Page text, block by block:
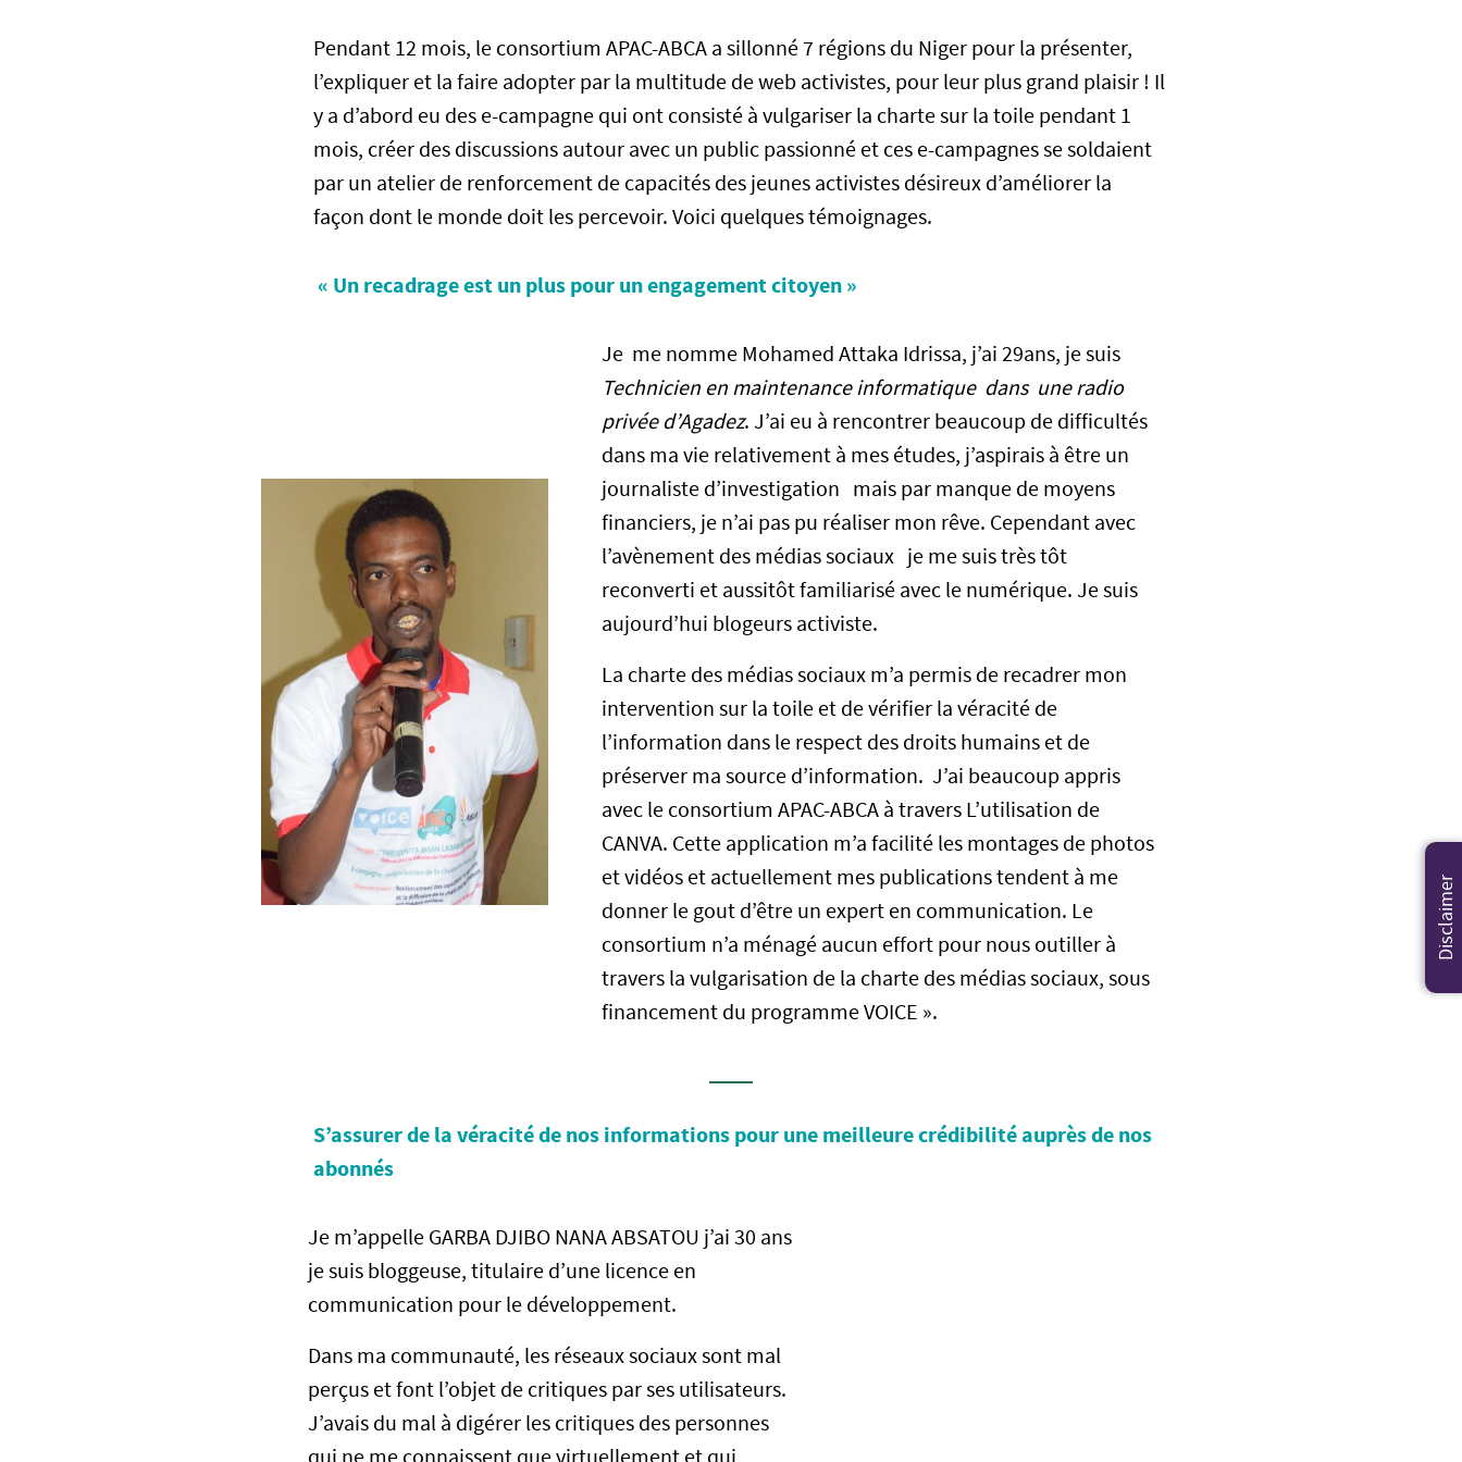
Pendant 12 mois, le consortium APAC-ABCA a sillonné 7 régions du Niger pour la présenter,
l’expliquer et la faire adopter par la multitude de web activistes, pour leur plus grand plaisir ! Il
y a d’abord eu des e-campagne qui ont consisté à vulgariser la charte sur la toile pendant 1
mois, créer des discussions autour avec un public passionné et ces e-campagnes se soldaient
par un atelier de renforcement de capacités des jeunes activistes désireux d’améliorer la
façon dont le monde doit les percevoir. Voici quelques témoignages.
« Un recadrage est un plus pour un engagement citoyen »
Je me nomme Mohamed Attaka Idrissa, j’ai 29ans, je suis
Technicien en maintenance informatique dans une radio
privée d’Agadez. J’ai eu à rencontrer beaucoup de difficultés
dans ma vie relativement à mes études, j’aspirais à être un
journaliste d’investigation mais par manque de moyens
financiers, je n’ai pas pu réaliser mon rêve. Cependant avec
l’avènement des médias sociaux je me suis très tôt
reconverti et aussitôt familiarisé avec le numérique. Je suis
aujourd’hui blogeurs activiste.
La charte des médias sociaux m’a permis de recadrer mon
intervention sur la toile et de vérifier la véracité de
l’information dans le respect des droits humains et de
préserver ma source d’information. J’ai beaucoup appris
avec le consortium APAC-ABCA à travers L’utilisation de
CANVA. Cette application m’a facilité les montages de photos
et vidéos et actuellement mes publications tendent à me
donner le gout d’être un expert en communication. Le
consortium n’a ménagé aucun effort pour nous outiller à
travers la vulgarisation de la charte des médias sociaux, sous
financement du programme VOICE ».
S’assurer de la véracité de nos informations pour une meilleure crédibilité auprès de nos
abonnés
Je m’appelle GARBA DJIBO NANA ABSATOU j’ai 30 ans
je suis bloggeuse, titulaire d’une licence en
communication pour le développement.
Dans ma communauté, les réseaux sociaux sont mal
perçus et font l’objet de critiques par ses utilisateurs.
J’avais du mal à digérer les critiques des personnes
Disclaimer